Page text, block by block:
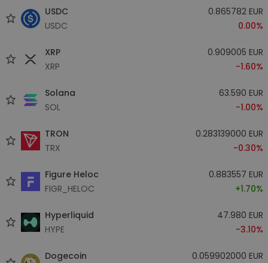
USDC
USDC
0.865782 EUR
0.00%
XRP
XRP
0.909005 EUR
-1.60%
Solana
SOL
63.590 EUR
-1.00%
TRON
TRX
0.283139000 EUR
-0.30%
Figure Heloc
FIGR_HELOC
0.883557 EUR
+1.70%
Hyperliquid
HYPE
47.980 EUR
-3.10%
Dogecoin
0.059902000 EUR